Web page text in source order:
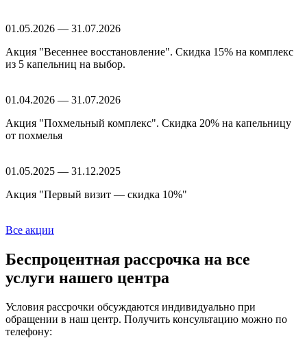
01.05.2026 — 31.07.2026
Акция "Весеннее восстановление". Скидка 15% на комплекс
из 5 капельниц на выбор.
01.04.2026 — 31.07.2026
Акция "Похмельный комплекс". Скидка 20% на капельницу
от похмелья
01.05.2025 — 31.12.2025
Акция "Первый визит — скидка 10%"
Все акции
Беспроцентная рассрочка на все
услуги нашего центра
Условия рассрочки обсуждаются индивидуально при
обращении в наш центр. Получить консультацию можно по
телефону: